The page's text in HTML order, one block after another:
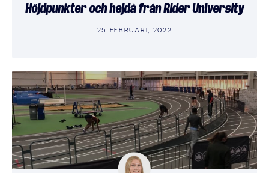
Höjdpunkter och hejdå från Rider University
25 FEBRUARI, 2022